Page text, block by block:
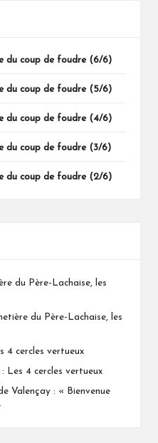
du coup de foudre (6/6)
du coup de foudre (5/6)
du coup de foudre (4/6)
du coup de foudre (3/6)
du coup de foudre (2/6)
du Père-Lachaise, les
du Père-Lachaise, les
4 cercles vertueux
: Les 4 cercles vertueux
Valençay : « Bienvenue